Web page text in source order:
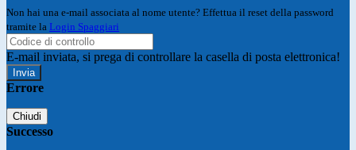
Non hai una e-mail associata al nome utente? Effettua il reset della password
tramite la Login Spaggiari
E-mail inviata, si prega di controllare la casella di posta elettronica!
Errore
Chiudi
Successo